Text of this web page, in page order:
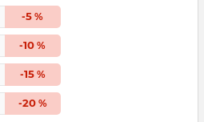
-5 %
-10 %
-15%
-20%